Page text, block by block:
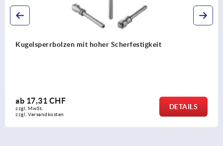
Kugelsperrbolzen Edelstahl
ab 13,77 CHF
zzgl. MwSt.
zzgl. Versandkosten
DETAILS